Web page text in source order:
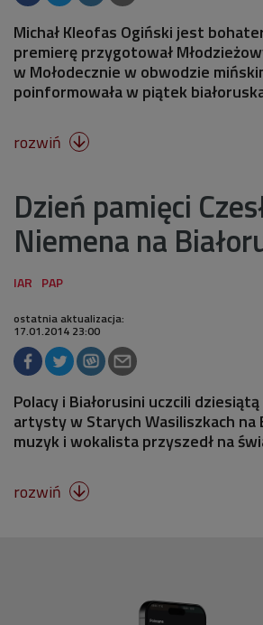
Michał Kleofas Ogiński jest
premierę przygotował
w Mołodecznie w obwodzie
poinformowała w piątek
rozwiń 
Dzień pamięci
Niemena na
ostatnia aktualizacja:
17.01.2014 23:00
Polacy i Białorusini uczcili
artysty w Starych Wasiliszkach na
muzyk i wokalista przyszedł na
rozwiń 